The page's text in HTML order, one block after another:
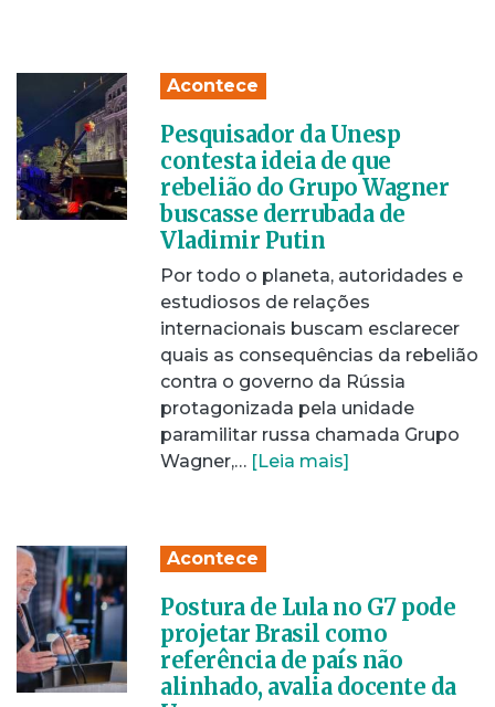
Acontece
Pesquisador da Unesp
contesta ideia de que
rebelião do Grupo Wagner
buscasse derrubada de
Vladimir Putin
Por todo o planeta, autoridades e
estudiosos de relações
internacionais buscam esclarecer
quais as consequências da rebelião
contra o governo da Rússia
protagonizada pela unidade
paramilitar russa chamada Grupo
Wagner,… [Leia mais]
Acontece
Postura de Lula no G7 pode
projetar Brasil como
referência de país não
alinhado, avalia docente da